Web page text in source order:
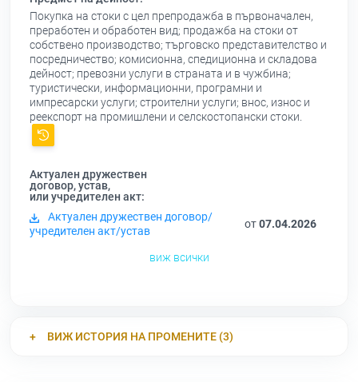
Покупка на стоки с цел препродажба в първоначален,
преработен и обработен вид; продажба на стоки от
собствено производство; търговско представителство и
посредничество; комисионна, спедиционна и складова
дейност; превозни услуги в страната и в чужбина;
туристически, информационни, програмни и
импресарски услуги; строителни услуги; внос, износ и
реекспорт на промишлени и селскостопански стоки.
Актуален дружествен
договор, устав,
или учредителен акт:
Актуален дружествен договор/
учредителен акт/устав
от07.04.2026
виж всички
ВИЖ ИСТОРИЯ НА ПРОМЕНИТЕ (3)